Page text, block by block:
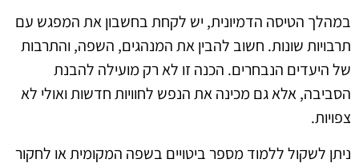
במהלך הטיסה הדמיונית, יש לקחת בחשבון את המפגש עם
תרבויות שונות. חשוב להבין את המנהגים, השפה, והתרבות
של היעדים הנבחרים. הכנה זו לא רק מועילה להבנת
הסביבה, אלא גם מכינה את הנפש לחוויות חדשות ואולי לא
צפויות.
ניתן לשקול ללמוד מספר ביטויים בשפה המקומית או לחקור